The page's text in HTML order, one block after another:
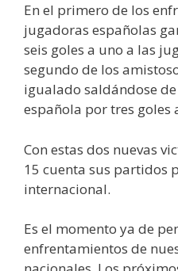
En el primero de los
jugadoras españolas
seis goles a uno a las
segundo de los
igualado saldándose
española por tres goles
Con estas dos nuevas
15 cuenta sus partidos
internacional.
Es el momento ya de
enfrentamientos de